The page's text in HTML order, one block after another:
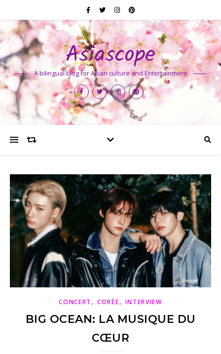
Asiascope
A bilingual blog for Asian culture and Entertainment
CONCERT ,CORÉE, INTERVIEW
BIG OCEAN: LA MUSIQUE DU
CŒUR